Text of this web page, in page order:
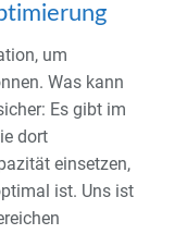
um
Was kann
Es gibt im
dort
einsetzen,
ist. Uns ist